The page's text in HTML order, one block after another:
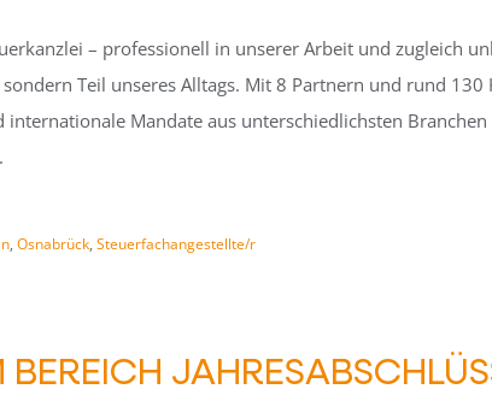
– professionell in unserer Arbeit und zugleich
Teil unseres Alltags. Mit 8 Partnern und rund 130
Mandate aus unterschiedlichsten
, Osnabrück, Steuerfachangestellte/r
BEREICH